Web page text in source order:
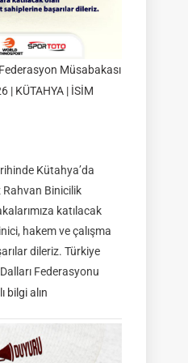
2026
Müsabakası
| KÜTAHYA | İSİM
Kütahya’da
Binicilik
katılacak
hakem ve çalışma
dileriz. Türkiye
Federasyonu
bilgi alın